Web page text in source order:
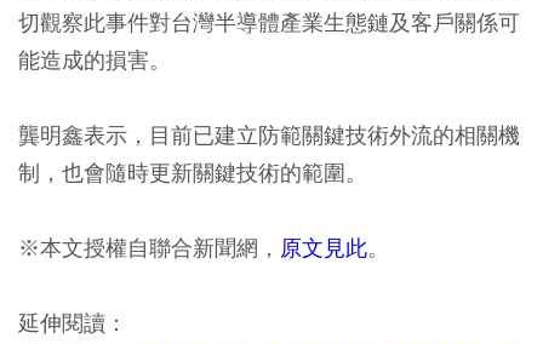
切觀察此事件對台灣半導體產業生態鏈及客戶關係可
能造成的損害。
龔明鑫表示，目前已建立防範關鍵技術外流的相關機
制，也會隨時更新關鍵技術的範圍。
※本文授權自聯合新聞網， 原文見此。
延伸閱讀：